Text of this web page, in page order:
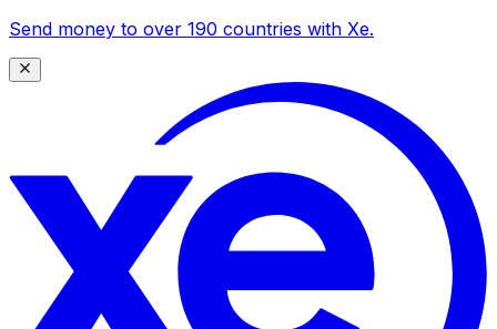
Send money to over 190 countries with Xe.